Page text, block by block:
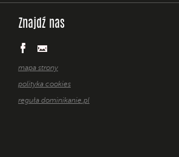
Znajdź nas
mapa strony
polityka cookies
reguła dominikanie.pl